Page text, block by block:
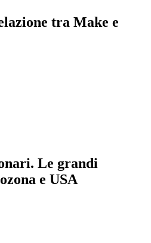
tra Make e
Le grandi
e USA